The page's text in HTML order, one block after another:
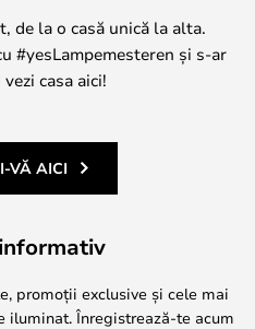
de la o casă unică la alta.
#yesLampemesteren și s-ar
casa aici!
VĂ AICI
promoții exclusive și cele mai
iluminat. Înregistrează-te acum